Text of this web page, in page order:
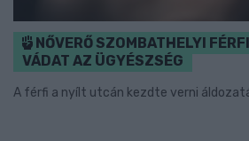
NŐVERŐ SZOMBATHELYI
VÁDAT AZ ÜGYÉSZSÉG
A férfi a nyílt utcán kezdte verni